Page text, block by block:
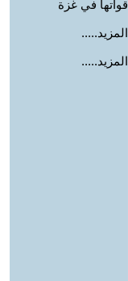
قواتها في غزة
المزيد.....
المزيد.....